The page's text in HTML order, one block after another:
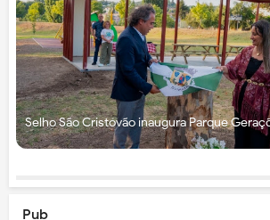
Selho São Cristóvão inaugura Parque
Pub